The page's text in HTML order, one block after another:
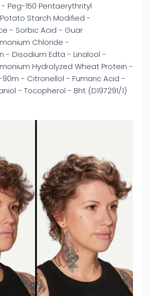
Peg-150 Pentaerythrityl
Starch Modified -
- Sorbic Acid - Guar
Chloride -
- Disodium Edta - Linalool -
Hydrolyzed Wheat Protein -
- Citronellol - Fumaric Acid -
- Tocopherol - Bht (D197291/1)